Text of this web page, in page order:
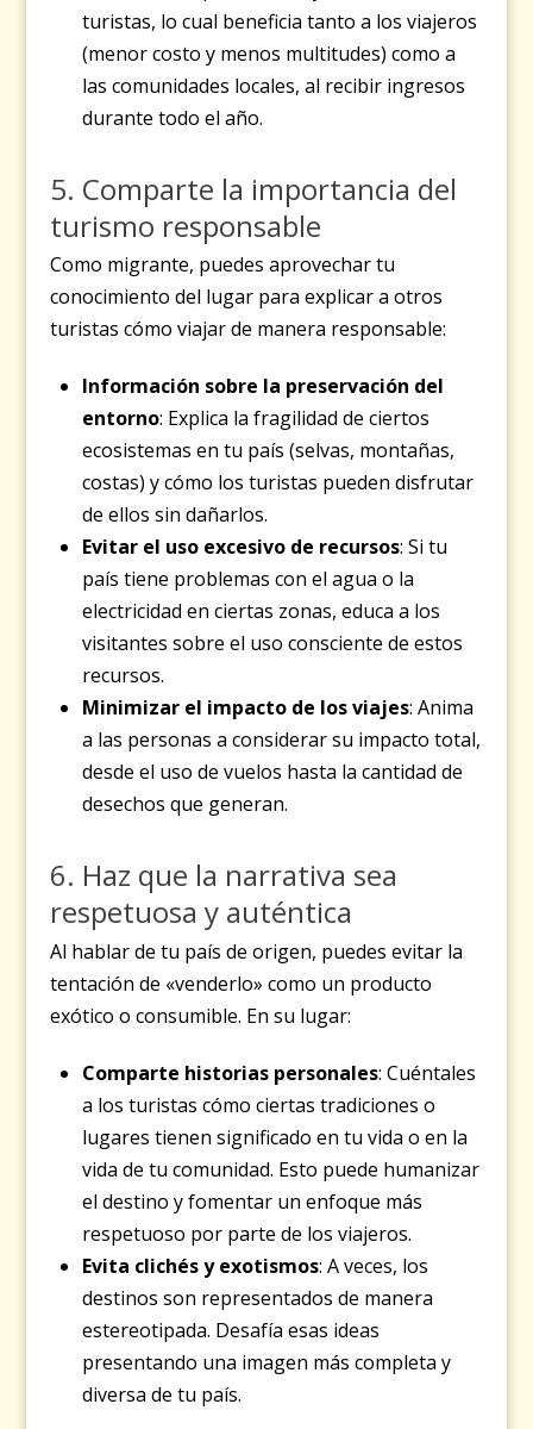
turistas, lo cual beneficia tanto a los viajeros
(menor costo y menos multitudes) como a
las comunidades locales, al recibir ingresos
durante todo el año.
5. Comparte la importancia del
turismo responsable
Como migrante, puedes aprovechar tu
conocimiento del lugar para explicar a otros
turistas cómo viajar de manera responsable:
Información sobre la preservación del
entorno: Explica la fragilidad de ciertos
ecosistemas en tu país (selvas, montañas,
costas) y cómo los turistas pueden disfrutar
de ellos sin dañarlos.
Evitar el uso excesivo de recursos: Si tu
país tiene problemas con el agua o la
electricidad en ciertas zonas, educa a los
visitantes sobre el uso consciente de estos
recursos.
Minimizar el impacto de los viajes: Anima
a las personas a considerar su impacto total,
desde el uso de vuelos hasta la cantidad de
desechos que generan.
6. Haz que la narrativa sea
respetuosa y auténtica
Al hablar de tu país de origen, puedes evitar la
tentación de «venderlo» como un producto
exótico o consumible. En su lugar:
Comparte historias personales: Cuéntales
a los turistas cómo ciertas tradiciones o
lugares tienen significado en tu vida o en la
vida de tu comunidad. Esto puede humanizar
el destino y fomentar un enfoque más
respetuoso por parte de los viajeros.
Evita clichés y exotismos: A veces, los
destinos son representados de manera
estereotipada. Desafía esas ideas
presentando una imagen más completa y
diversa de tu país.